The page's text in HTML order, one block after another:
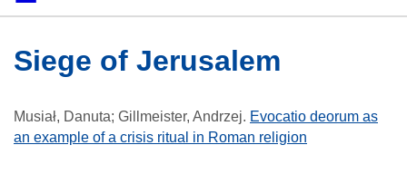
DomůKolekce
Prohlížení
Vyhledávání
O platformě
Nápověda
KontaktDigitalia
siege of Jerusalem
Musiał, Danuta; Gillmeister, Andrzej. Evocatio deorum as
an example of a crisis ritual in Roman religion